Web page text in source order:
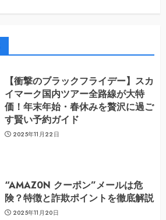
【衝撃のブラックフライデー】スカ
イマーク国内ツアー全路線が大特
価！年末年始・春休みを贅沢に過ご
す賢い予約ガイド
2025年11月22日
“AMAZ0N クーポン”メールは危
険？特徴と詐欺ポイントを徹底解説
2025年11月20日